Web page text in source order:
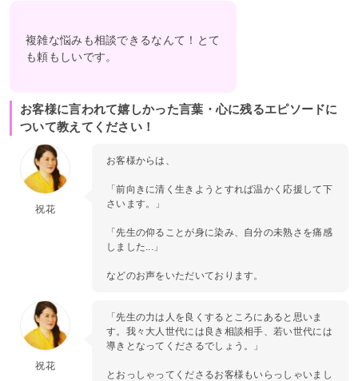
複雑な悩みも相談できるなんて！とて
も頼もしいです。
お客様に言われて嬉しかった言葉・心に残るエピソードに
ついて教えてください！
祝花
お客様からは、
「前向きに清く生きようとすれば温かく応援して下
さいます。」
「先生の仰ることが身に染み、自分の未熟さを痛感
しました...」
などのお声をいただいております。
祝花
「先生の力は人を良くするところにあると思いま
す。我々大人世代には良き相談相手、若い世代には
導きとなってくださるでしょう。」
とおっしゃってくださるお客様もいらっしゃいまし